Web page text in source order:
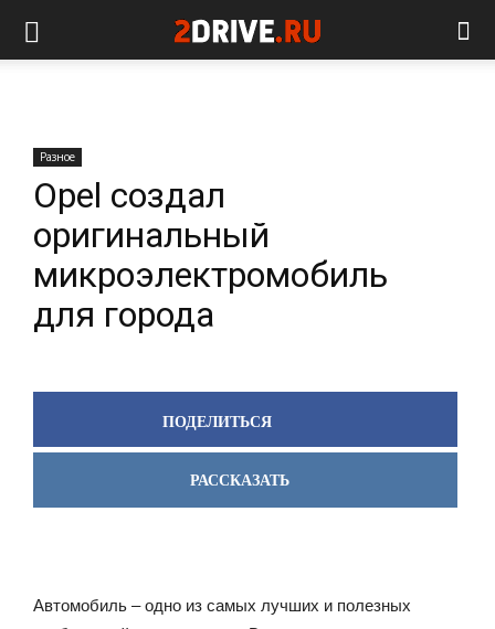
Разное
Opel создал
оригинальный
микроэлектромобиль
для города
ПОДЕЛИТЬСЯ
РАССКАЗАТЬ
Автомобиль – одно из самых лучших и полезных